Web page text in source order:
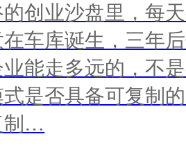
创业沙盘里，每
车库诞生，三年
业能走多远的，不
是否具备可复制
制…